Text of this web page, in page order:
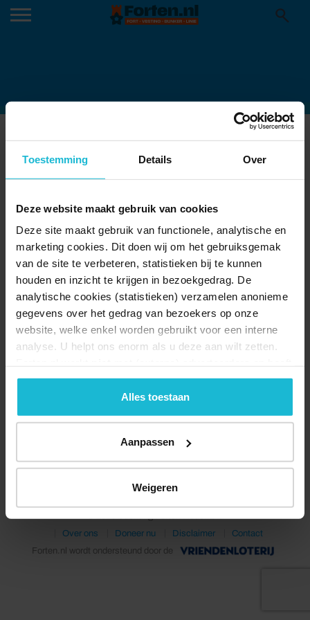
Toestemming Details Over
Deze website maakt gebruik van cookies
Deze site maakt gebruik van functionele, analytische en
marketing cookies. Dit doen wij om het gebruiksgemak
van de site te verbeteren, statistieken bij te kunnen
houden en inzicht te krijgen in bezoekgedrag. De
analytische cookies (statistieken) verzamelen anonieme
gegevens over het gedrag van bezoekers op onze
website, welke enkel worden gebruikt voor een interne
analyse. U helpt ons enorm als u deze aan wilt zetten.
geen commerciële doelstelling. U kunt deze cookies via
de knoppen accepteren, beheren of weigeren.
Alles toestaan
Aanpassen
Weigeren
© 2026 Stichting Forten Nederland
Over ons
Doneer nu Disclaimer
Contact
Forten.nl wordt ondersteund door de